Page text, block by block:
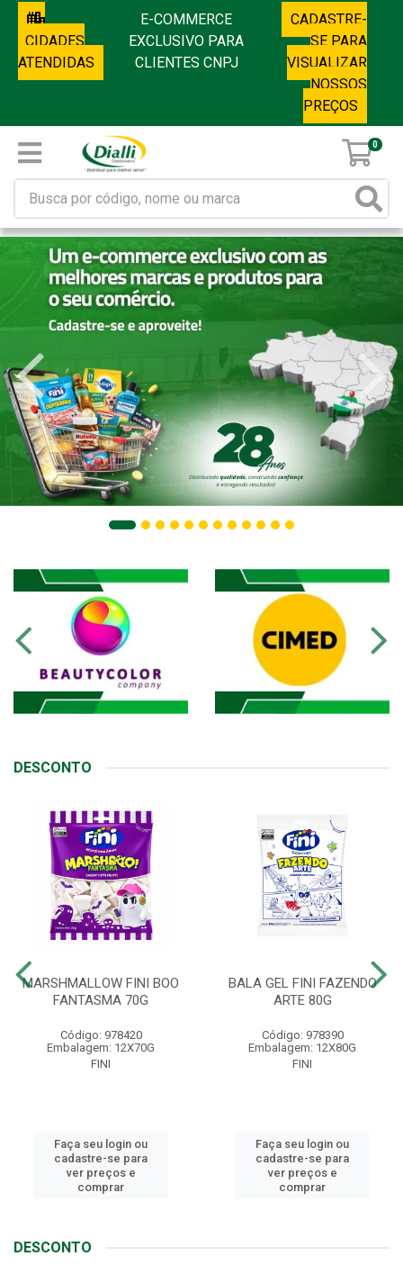
CIDADES
ATENDIDAS
E-COMMERCE
EXCLUSIVO PARA
CLIENTES CNPJ
CADASTRE-
SE PARA
VISUALIZAR
NOSSOS
PREÇOS
0
DESCONTO
MARSHMALLOW FINI BOO
FANTASMA 70G
Código: 978420
Embalagem: 12X70G
FINI
Faça seu login ou
cadastre-se para
ver preços e
comprar
BALA GEL FINI FAZENDO
ARTE 80G
Código: 978390
Embalagem: 12X80G
FINI
Faça seu login ou
cadastre-se para
ver preços e
comprar
DESCONTO